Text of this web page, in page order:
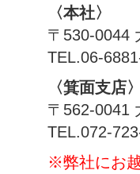
〈本社〉
〒530-0044
TEL.06-
〈箕面支店〉
〒562-0041
TEL.072-
※弊社にお